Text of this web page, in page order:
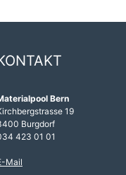
Bern
19
Burgdorf
423 01 01
Mail